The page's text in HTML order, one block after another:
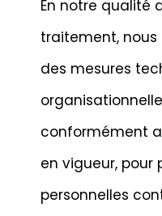
En notre qualité
traitement,
des mesures
conformément
en vigueur, pour
personnelles